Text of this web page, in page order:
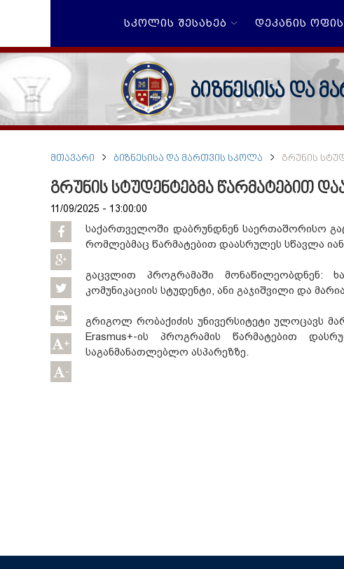
ᲡᲙᲝᲚᲘᲡ ᲨᲔᲡᲐᲮᲔᲑ ᲓᲔᲙᲐᲜᲘᲡ
ბიზნესისა და
ᲛᲗᲐᲕᲐᲠᲘ ᲑᲘᲖᲜᲔᲡᲘᲡᲐ ᲓᲐ ᲛᲐᲠᲗᲕᲘᲡ ᲡᲙᲝᲚᲐ ᲒᲠᲣᲜᲘᲡ
გრუნის სტუდენტებმა წარმატებით
11/09/2025 - 13:00:00
+
-
საქართველოში დაბრუნდნენ საერთაშორისო
რომლებმაც წარმატებით დაასრულეს სწავლა
გაცვლით პროგრამაში მონაწილეობდნენ:
კომუნიკაციის სტუდენტი, ანი გაჯიშვილი და
გრიგოლ რობაქიძის უნივერსიტეტი ულოცავს
Erasmus+-ის პროგრამის წარმატებით
საგანმანათლებლო ასპარეზზე.